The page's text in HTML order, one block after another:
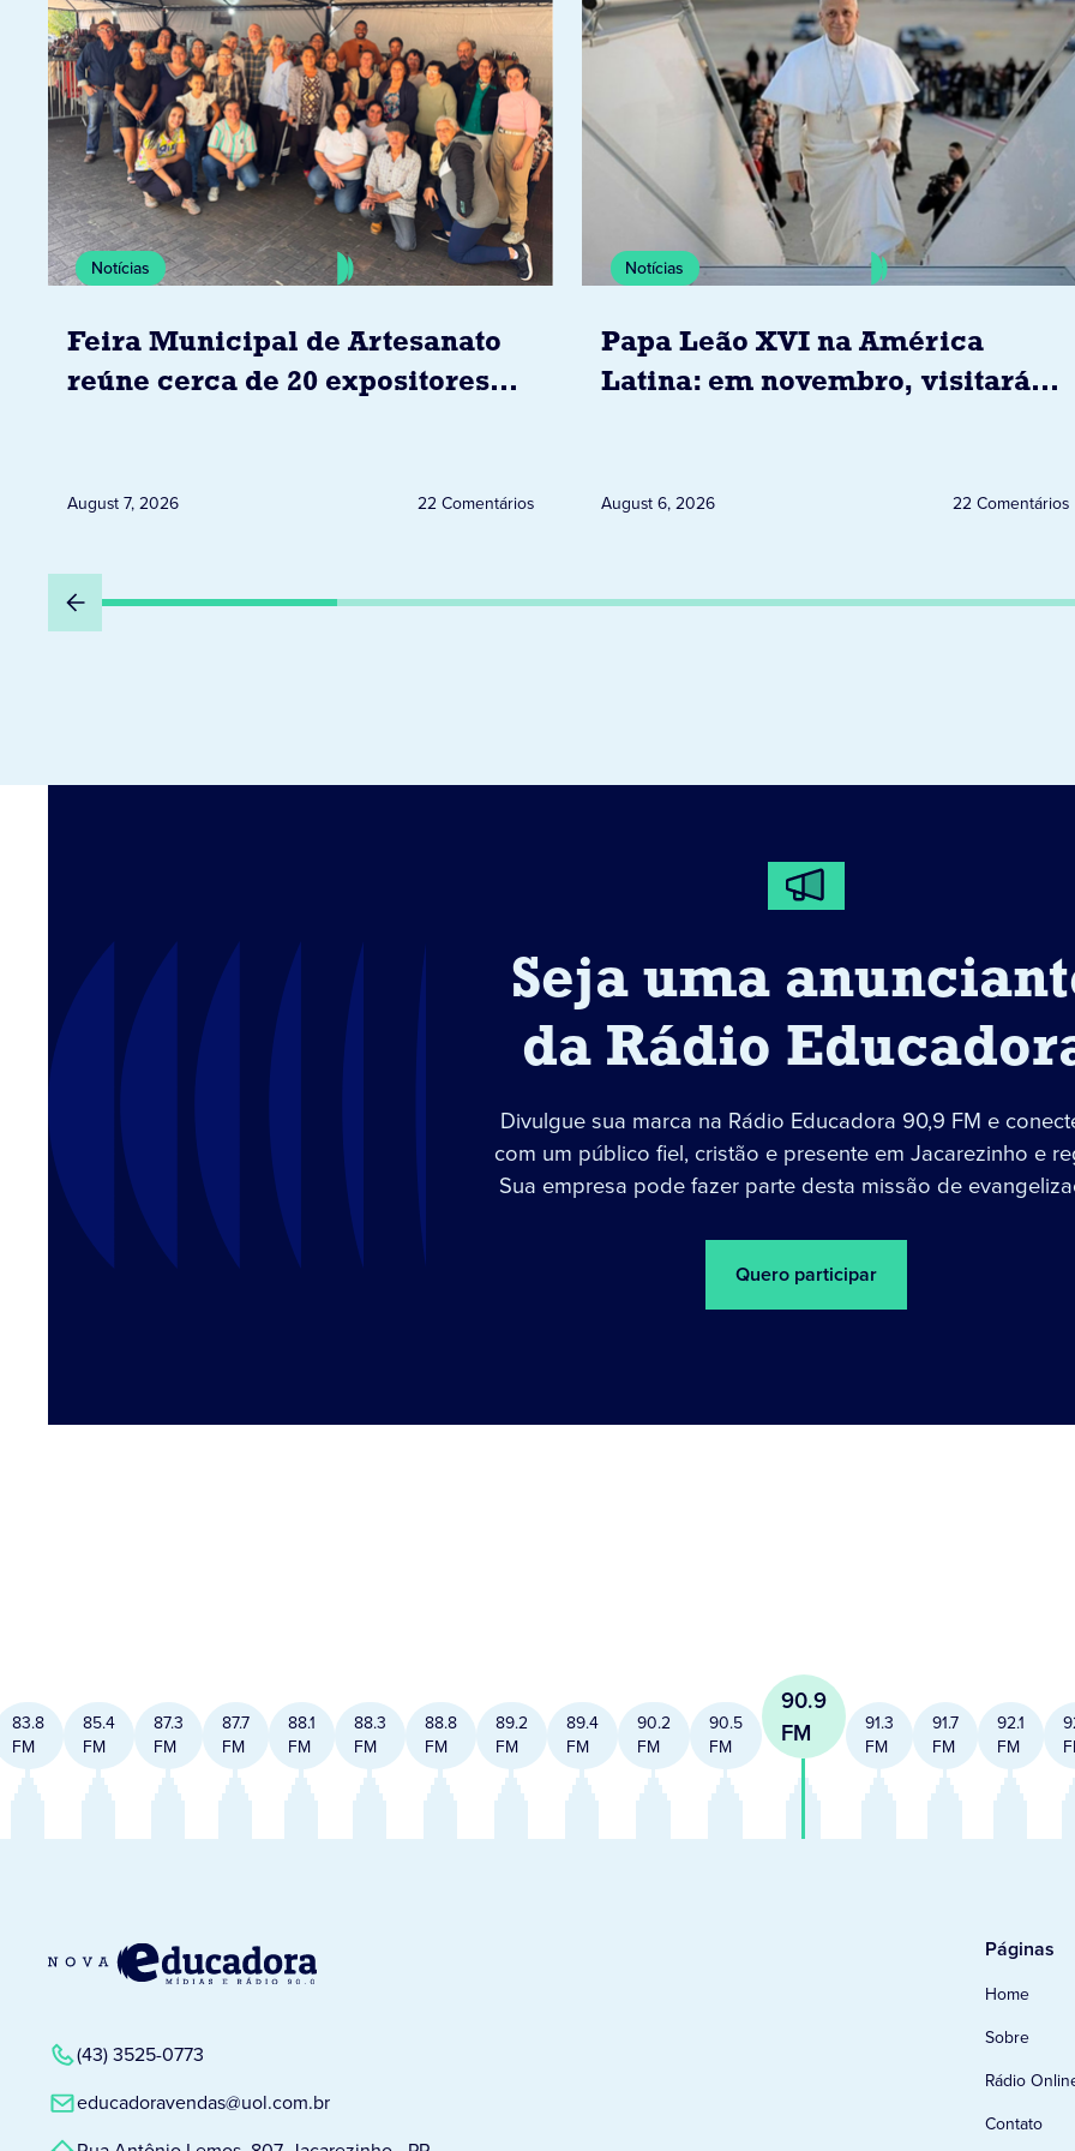
Notícias
Feira Municipal de Artesanato
reúne cerca de 20 expositores
August 7, 2026 22 Comentários
Notícias
Papa Leão XVI na América
Latina: em novembro, visitará
August 6, 2026 22 Comentários
Seja uma
da Rádio
Divulgue sua marca na Rádio Educadora 90,9 FM e
com um público fiel, cristão e presente em Jacarezinho e
Sua empresa pode fazer parte desta missão de
Quero participar
83.8
FM
85.4
FM
87.3
FM
87.7
FM
88.1
FM
88.3
FM
88.8
FM
89.2
FM
89.4
FM
90.2
FM
90.5
FM
90.9
FM
91.3
FM
91.7
FM
92.1
FM
(43) 3525-0773
educadoravendas@uol.com.br
Páginas
Home
Sobre
Rádio
Contato